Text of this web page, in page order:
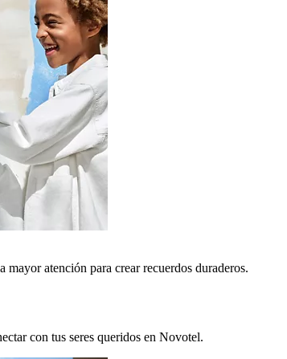
atención para crear recuerdos duraderos.
con tus seres queridos en Novotel.